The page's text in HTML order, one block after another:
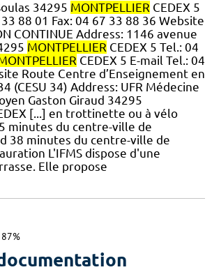
34295 MONTPELLIER CEDEX 5
88 01 Fax: 04 67 33 88 36 Website
CONTINUE Address: 1146 avenue
MONTPELLIER CEDEX 5 Tel.: 04
CEDEX 5 E-mail Tel.: 04
Route Centre d’Enseignement en
(CESU 34) Address: UFR Médecine
Gaston Giraud 34295
[...] en trottinette ou à vélo
minutes du centre-ville de
38 minutes du centre-ville de
L'IFMS dispose d'une
Elle propose
87%